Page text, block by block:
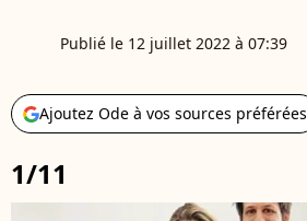
Publié le 12 juillet 2022 à 07:39
Ajoutez Ode à vos sources préférées
1/11